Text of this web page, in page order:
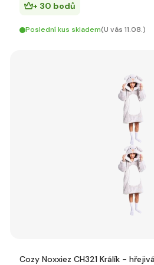
+ 30 bodů
Poslední kus skladem(U vás 11.08.)
Cozy Noxxiez CH321 Králík -